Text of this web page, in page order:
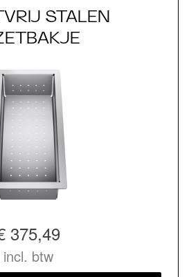
STALEN
375,49
incl. btw